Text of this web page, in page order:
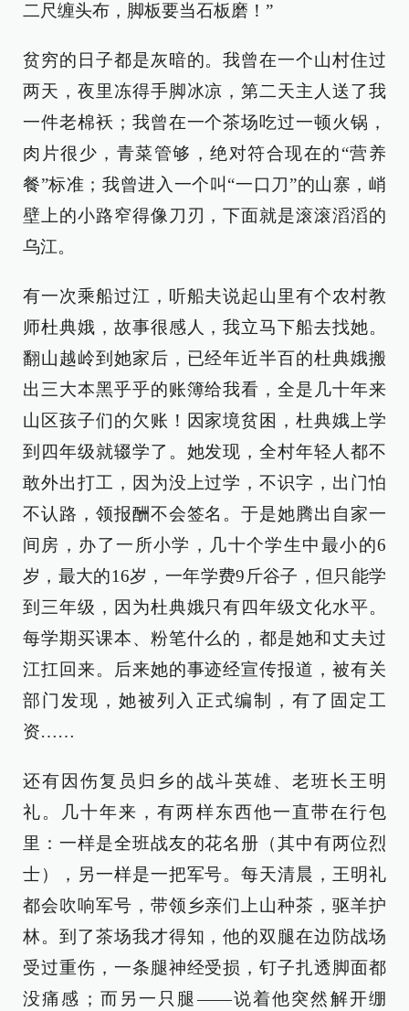
二尺缠头布，脚板要当石板磨！”
贫穷的日子都是灰暗的。我曾在一个山村住过
两天，夜里冻得手脚冰凉，第二天主人送了我
一件老棉袄；我曾在一个茶场吃过一顿火锅，
肉片很少，青菜管够，绝对符合现在的“营养
餐”标准；我曾进入一个叫“一口刀”的山寨，峭
壁上的小路窄得像刀刃，下面就是滚滚滔滔的
乌江。
有一次乘船过江，听船夫说起山里有个农村教
师杜典娥，故事很感人，我立马下船去找她。
翻山越岭到她家后，已经年近半百的杜典娥搬
出三大本黑乎乎的账簿给我看，全是几十年来
山区孩子们的欠账！因家境贫困，杜典娥上学
到四年级就辍学了。她发现，全村年轻人都不
敢外出打工，因为没上过学，不识字，出门怕
不认路，领报酬不会签名。于是她腾出自家一
间房，办了一所小学，几十个学生中最小的6
岁，最大的16岁，一年学费9斤谷子，但只能学
到三年级，因为杜典娥只有四年级文化水平。
每学期买课本、粉笔什么的，都是她和丈夫过
江扛回来。后来她的事迹经宣传报道，被有关
部门发现，她被列入正式编制，有了固定工
资……
还有因伤复员归乡的战斗英雄、老班长王明
礼。几十年来，有两样东西他一直带在行包
里：一样是全班战友的花名册（其中有两位烈
士），另一样是一把军号。每天清晨，王明礼
都会吹响军号，带领乡亲们上山种茶，驱羊护
林。到了茶场我才得知，他的双腿在边防战场
受过重伤，一条腿神经受损，钉子扎透脚面都
没痛感；而另一只腿——说着他突然解开绷